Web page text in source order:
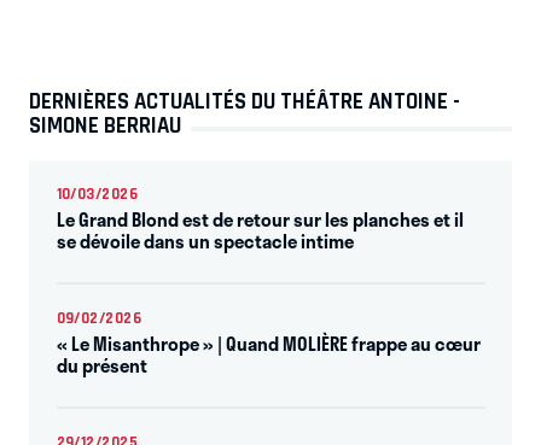
DERNIÈRES ACTUALITÉS DU THÉÂTRE ANTOINE -
SIMONE BERRIAU
10/03/2026
Le Grand Blond est de retour sur les planches et il
se dévoile dans un spectacle intime
09/02/2026
« Le Misanthrope » | Quand MOLIÈRE frappe au cœur
du présent